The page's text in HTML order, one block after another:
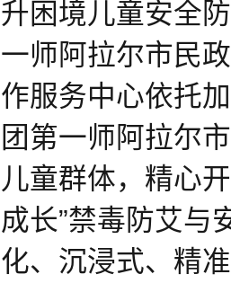
困境儿童安全
师阿拉尔市民
服务中心依托
第一师阿拉尔
童群体，精心
长”禁毒防艾与
、沉浸式、精